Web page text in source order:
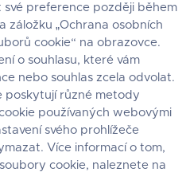
preference později během
záložku „Ochrana osobních
cookie“ na obrazovce.
o souhlasu, které vám
nebo souhlas zcela odvolat.
poskytují různé metody
používaných webovými
svého prohlížeče
Více informací o tom,
cookie, naleznete na